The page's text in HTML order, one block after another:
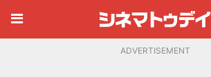
ADVERTISEMENT